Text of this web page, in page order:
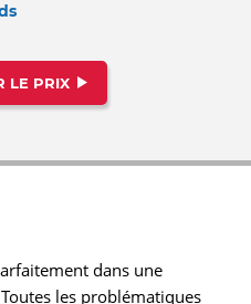
LE PRIX
dans une
les problématiques